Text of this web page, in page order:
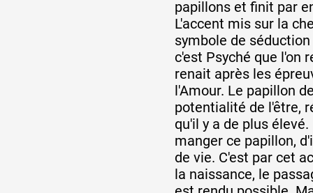
papillons et finit par
L'accent mis sur la
symbole de
c'est Psyché que l'on
renait après les
l'Amour. Le papillon
potentialité de l'être,
qu'il y a de plus
manger ce papillon,
de vie. C'est par cet
la naissance, le